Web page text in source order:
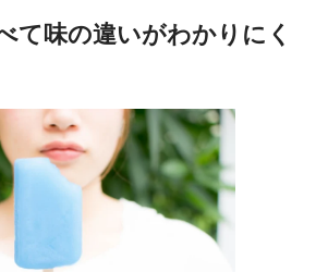
て味の違いがわかりにく